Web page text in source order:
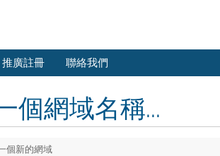
推廣註冊 聯絡我們
個網域名稱...
個新的網域